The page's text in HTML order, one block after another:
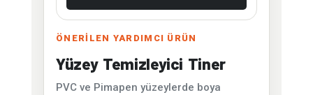
ÖNERİLEN YARDIMCI ÜRÜN
Yüzey Temizleyici Tiner
PVC ve Pimapen yüzeylerde boya